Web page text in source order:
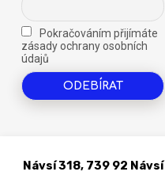
Pokračováním přijímáte
zásady ochrany osobních
údajů
Návsí 318, 739 92 Návsí